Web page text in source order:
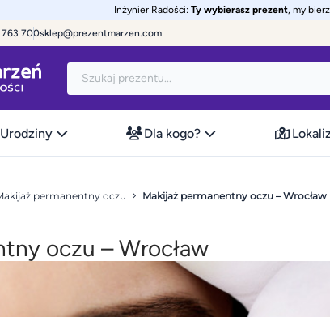
Inżynier Radości: Ty wybierasz prezent, my
700sklep@prezentmarzen.com
Urodziny Dla kogo?
permanentny oczu Makijaż permanentny oczu – Wrocław
oczu – Wrocław